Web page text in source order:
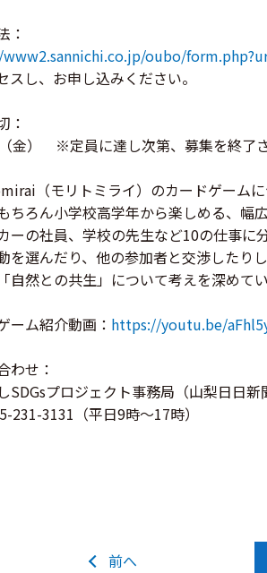
：
oubo/
スし、お申し込みください。
：
金） ※定員に達し次第、募集を終了
（モリトミライ）のカードゲームに
ちろん小学校高学年から楽しめる、幅
ーの社員、学校の先生など10の仕事に
を選んだり、他の参加者と交渉したり
自然との共生」について考えを深めてい
ーム紹介動画： https://youtu.be/
わせ：
SDGsプロジェクト事務局（山梨日日新
231-3131（平日9時～17時）
前へ